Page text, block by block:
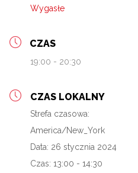
Wygasłe
CZAS
19:00 - 20:30
CZAS LOKALNY
Strefa czasowa:
America/New_York
Data: 26 stycznia 2024
Czas:13:00 - 14:30